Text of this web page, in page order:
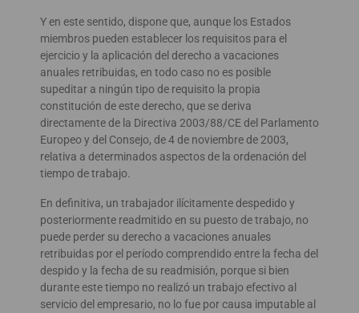
Y en este sentido, dispone que, aunque los Estados
miembros pueden establecer los requisitos para el
ejercicio y la aplicación del derecho a vacaciones
anuales retribuidas, en todo caso no es posible
supeditar a ningún tipo de requisito la propia
constitución de este derecho, que se deriva
directamente de la Directiva 2003/88/CE del Parlamento
Europeo y del Consejo, de 4 de noviembre de 2003,
relativa a determinados aspectos de la ordenación del
tiempo de trabajo.
En definitiva, un trabajador ilícitamente despedido y
posteriormente readmitido en su puesto de trabajo, no
puede perder su derecho a vacaciones anuales
retribuidas por el período comprendido entre la fecha del
despido y la fecha de su readmisión, porque si bien
durante este tiempo no realizó un trabajo efectivo al
servicio del empresario, no lo fue por causa imputable al